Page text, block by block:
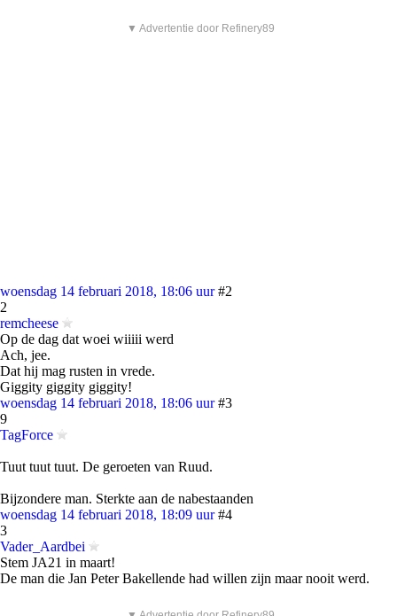
▼ Advertentie door Refinery89
woensdag 14 februari 2018, 18:06 uur #2
2
remcheese
Op de dag dat woei wiiiii werd
Ach, jee.
Dat hij mag rusten in vrede.
Giggity giggity giggity!
woensdag 14 februari 2018, 18:06 uur #3
9
TagForce
Tuut tuut tuut. De geroeten van Ruud.
Bijzondere man. Sterkte aan de nabestaanden
woensdag 14 februari 2018, 18:09 uur #4
3
Vader_Aardbei
Stem JA21 in maart!
De man die Jan Peter Bakellende had willen zijn maar nooit werd.